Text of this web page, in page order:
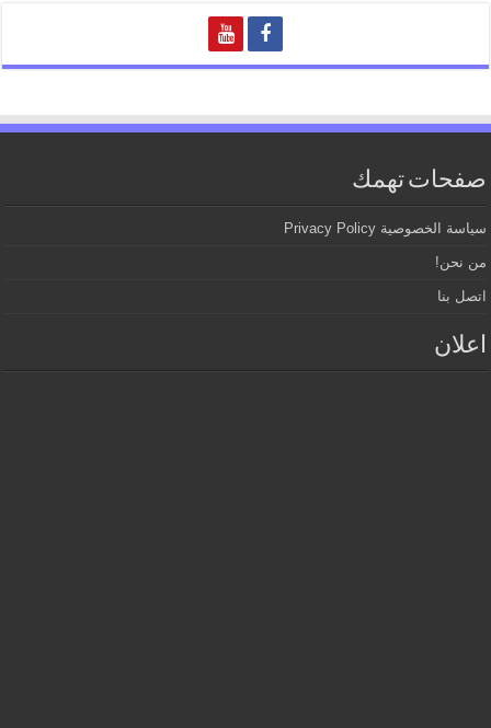
صفحات تهمك
سياسة الخصوصية Privacy Policy
من نحن!
اتصل بنا
اعلان